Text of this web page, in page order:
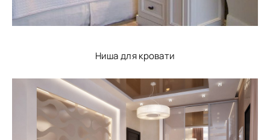
Ниша для кровати